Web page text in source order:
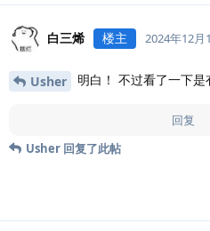
白三烯 楼主 2024年12月
Usher 明白！ 不过看了一下
回复
Usher 回复了此帖